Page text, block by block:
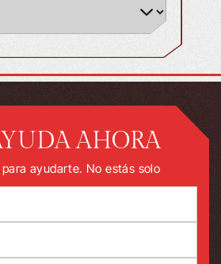
AHORA
para ayudarte. No estás solo